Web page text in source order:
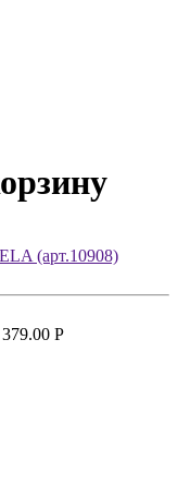
(арт.10908)
379.00 Р